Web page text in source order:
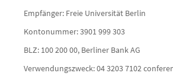
Empfänger: Freie Universität Berlin
Kontonummer: 3901 999 303
BLZ: 100 200 00, Berliner Bank AG
Verwendungszweck: 04 3203 7102